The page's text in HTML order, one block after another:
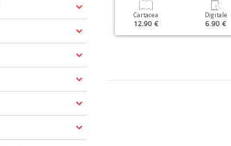
Cartacea
12.90 €
Digitale
6.90 €